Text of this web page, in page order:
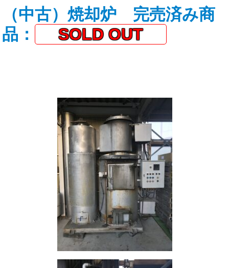
（中古）焼却炉 完売済み商
品：
SOLD OUT